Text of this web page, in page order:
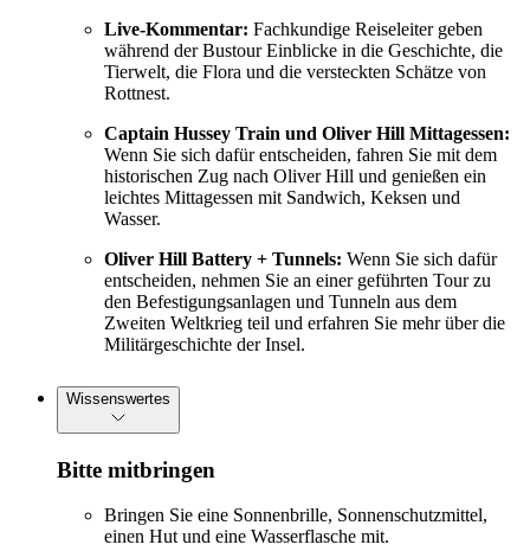
Live-Kommentar: Fachkundige Reiseleiter geben
während der Bustour Einblicke in die Geschichte, die
Tierwelt, die Flora und die versteckten Schätze von
Rottnest.
Captain Hussey Train und Oliver Hill Mittagessen:
Wenn Sie sich dafür entscheiden, fahren Sie mit dem
historischen Zug nach Oliver Hill und genießen ein
leichtes Mittagessen mit Sandwich, Keksen und
Wasser.
Oliver Hill Battery + Tunnels: Wenn Sie sich dafür
entscheiden, nehmen Sie an einer geführten Tour zu
den Befestigungsanlagen und Tunneln aus dem
Zweiten Weltkrieg teil und erfahren Sie mehr über die
Militärgeschichte der Insel.
Wissenswertes
Bitte mitbringen
Bringen Sie eine Sonnenbrille, Sonnenschutzmittel,
einen Hut und eine Wasserflasche mit.